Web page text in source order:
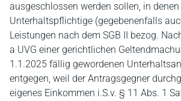
ausgeschlossen werden sollen, in denen
Unterhaltspflichtige (gegebenenfalls
Leistungen nach dem SGB II bezog.
a UVG einer gerichtlichen
1.1.2025 fällig gewordenen
entgegen, weil der Antragsgegner
eigenes Einkommen i.S.v. § 11 Abs. 1